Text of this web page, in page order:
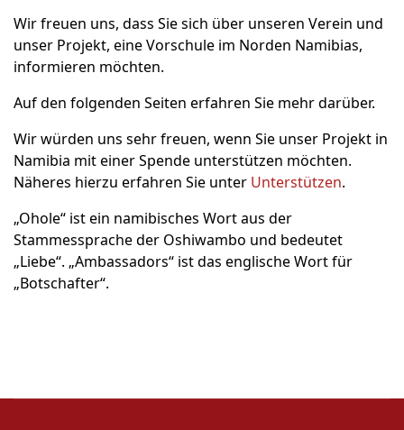
Wir freuen uns, dass Sie sich über unseren Verein und
unser Projekt, eine Vorschule im Norden Namibias,
informieren möchten.
Auf den folgenden Seiten erfahren Sie mehr darüber.
Wir würden uns sehr freuen, wenn Sie unser Projekt in
Namibia mit einer Spende unterstützen möchten.
Näheres hierzu erfahren Sie unter Unterstützen.
„Ohole“ ist ein namibisches Wort aus der
Stammessprache der Oshiwambo und bedeutet
„Liebe“. „Ambassadors“ ist das englische Wort für
„Botschafter“.